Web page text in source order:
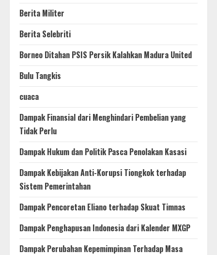
Berita Militer
Berita Selebriti
Borneo Ditahan PSIS Persik Kalahkan Madura United
Bulu Tangkis
cuaca
Dampak Finansial dari Menghindari Pembelian yang
Tidak Perlu
Dampak Hukum dan Politik Pasca Penolakan Kasasi
Dampak Kebijakan Anti-Korupsi Tiongkok terhadap
Sistem Pemerintahan
Dampak Pencoretan Eliano terhadap Skuat Timnas
Dampak Penghapusan Indonesia dari Kalender MXGP
Dampak Perubahan Kepemimpinan Terhadap Masa